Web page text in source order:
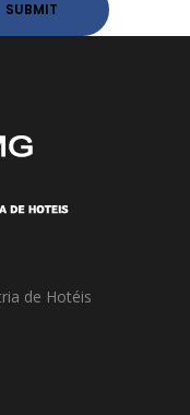
de Hotéis